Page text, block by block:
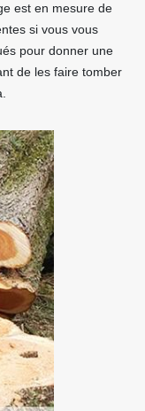
est en mesure de
si vous vous
pour donner une
de les faire tomber